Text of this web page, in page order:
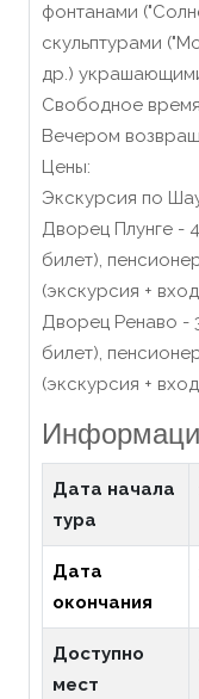
фонтанами
скульптурами
др.)
Свободное
Вечером
Цены:
Экскурсия по
Дворец Плунге -
билет),
(экскурсия +
Дворец Ренаво -
билет),
(экскурсия +
Дата начала
тура
Дата
окончания
Доступно
мест